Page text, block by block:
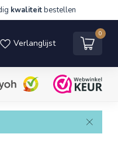
kwaliteitbestellen
Verlanglijst
0